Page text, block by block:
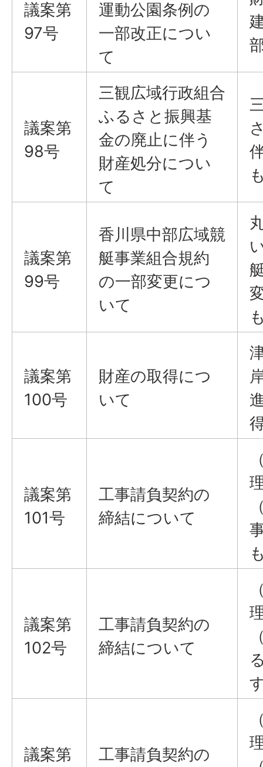
議案​​​​​​​第
97号
運動公園条例の
一部改正につい
て
議案​​​​​​​第
98号
三観広域行政組合
ふるさと振興基
金の廃止に伴う
財産処分につい
て
議案​​​​​​​第
99号
香川県中部広域競
艇事業組合規約
の一部変更につ
いて
議案​​​​​​​第
100号
財産の取得につ
いて
議案​​​​​​​第
101号
工事請負契約の
締結について
議案​​​​​​​第
102号
工事請負契約の
締結について
議案​​​​​​​第 工事請負契約の